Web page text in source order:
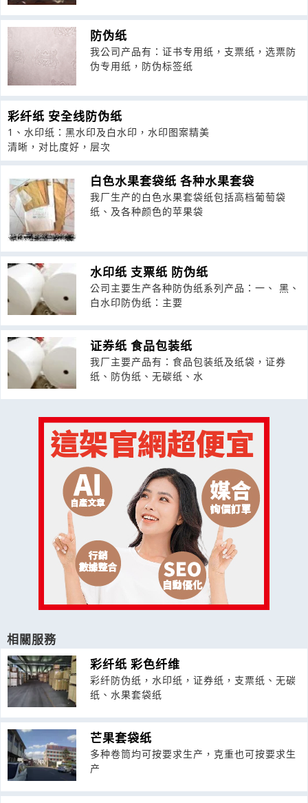
防伪纸
我公司产品有：证书专用纸，支票纸，选票防
伪专用纸，防伪标签纸
彩纤纸 安全线防伪纸
1、水印纸：黑水印及白水印，水印图案精美
清晰，对比度好，层次
白色水果套袋纸 各种水果套袋
我厂生产的白色水果套袋纸包括高档葡萄袋
纸、及各种颜色的苹果袋
水印纸 支票纸 防伪纸
公司主要生产各种防伪纸系列产品：一、 黑、
白水印防伪纸：主要
证券纸 食品包装纸
我厂主要产品有：食品包装纸及纸袋，证券
纸、防伪纸、无碳纸、水
相關服務
彩纤纸 彩色纤维
彩纤防伪纸，水印纸，证券纸，支票纸、无碳
纸、水果套袋纸
芒果套袋纸
多种卷筒均可按要求生产，克重也可按要求生
产